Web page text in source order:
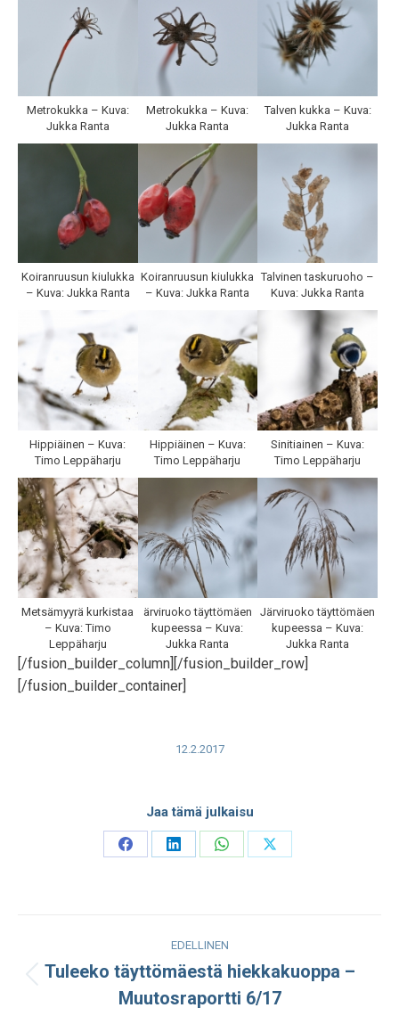
Metrokukka – Kuva:
Jukka Ranta
Metrokukka – Kuva:
Jukka Ranta
Talven kukka – Kuva:
Jukka Ranta
Koiranruusun kiulukka
– Kuva: Jukka Ranta
Koiranruusun kiulukka
– Kuva: Jukka Ranta
Talvinen taskuruoho –
Kuva: Jukka Ranta
Hippiäinen – Kuva:
Timo Leppäharju
Hippiäinen – Kuva:
Timo Leppäharju
Sinitiainen – Kuva:
Timo Leppäharju
Metsämyyrä kurkistaa
– Kuva: Timo
Leppäharju
ärviruoko täyttömäen
kupeessa – Kuva:
Jukka Ranta
Järviruoko täyttömäen
kupeessa – Kuva:
Jukka Ranta
[/fusion_builder_column][/fusion_builder_row]
[/fusion_builder_container]
12.2.2017
Jaa tämä julkaisu
Share
Share
Share
Share
navigation
EDELLINEN
julkaisu:
Tuleeko täyttömäestä hiekkakuoppa –
Muutosraportti 6/17